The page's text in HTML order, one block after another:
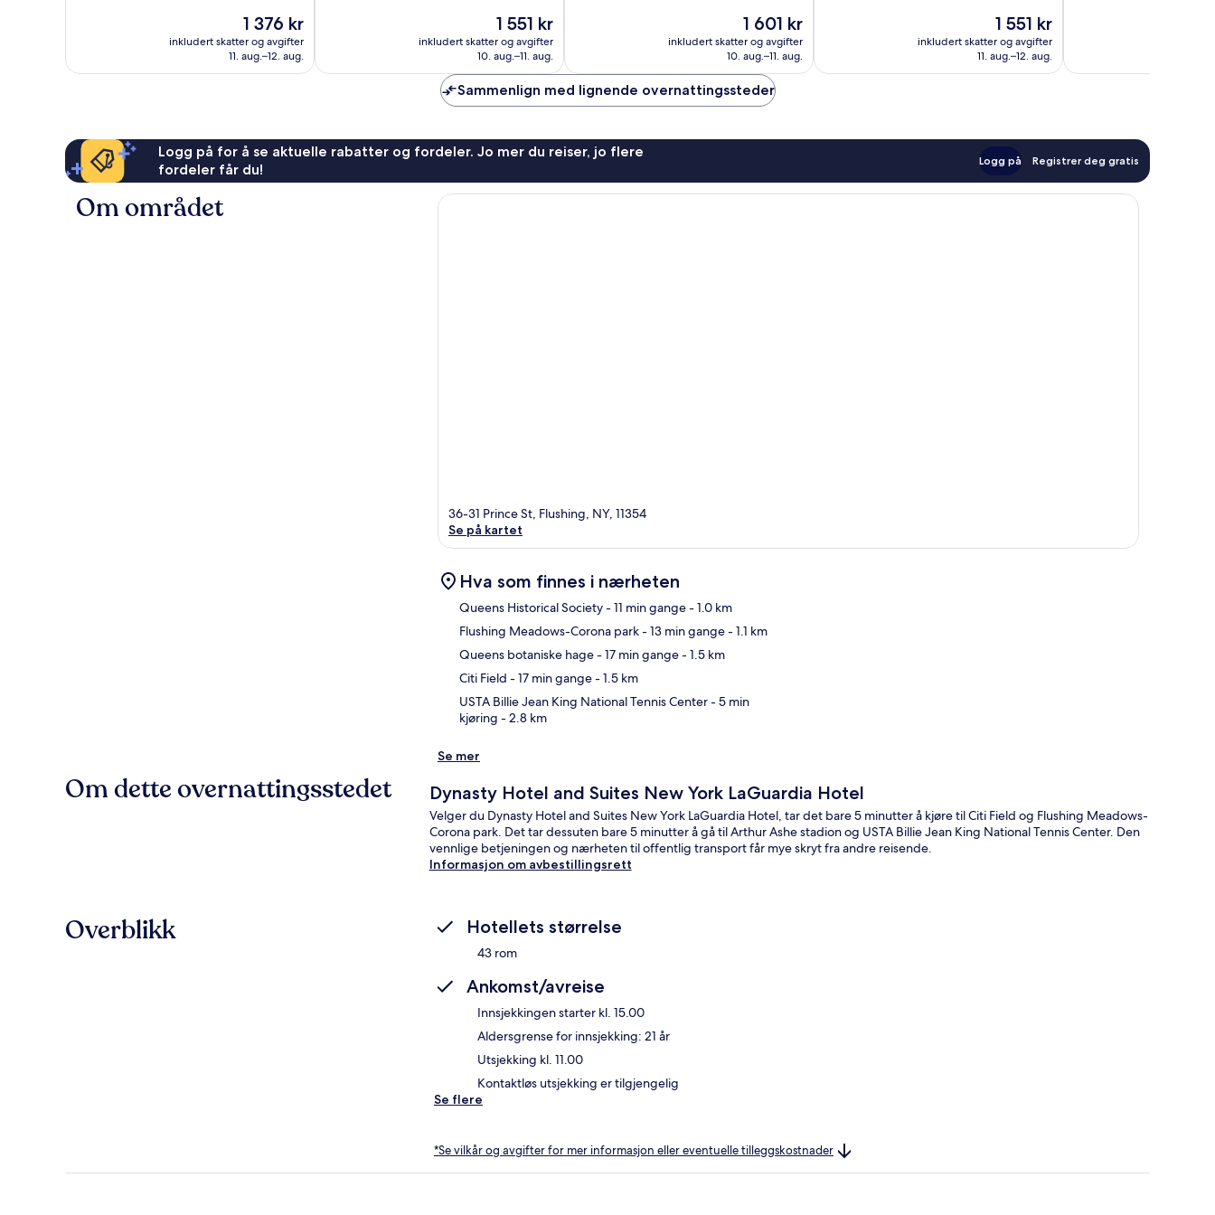
Prisen
er
1 376 kr
1 376 kr
inkludert skatter og avgifter
11. aug.–12. aug.
Prisen
er
1 551 kr
1 551 kr
inkludert skatter og avgifter
10. aug.–11. aug.
Prisen
er
1 601 kr
1 601 kr
inkludert skatter og avgifter
10. aug.–11. aug.
anmeldelser
Prisen
er
1 551 kr
1 551 kr
inkludert skatter og avgifter
11. aug.–12. aug.
Sammenlign med lignende overnattingssteder
Logg på for å se aktuelle rabatter og fordeler. Jo mer du reiser, jo flere
fordeler får du!
Logg på Registrer deg gratis
Om området
36-31 Prince St, Flushing, NY, 11354
Se på kartet
Hva som finnes i nærheten
Queens Historical Society- 11 min gange- 1.0 km
Flushing Meadows-Corona park- 13 min gange- 1.1 km
Queens botaniske hage- 17 min gange- 1.5 km
Citi Field - 17 min gange- 1.5 km
USTA Billie Jean King National Tennis Center- 5 min
kjøring - 2.8 km
Se mer
Om dette overnattingsstedet Dynasty Hotel and Suites New York LaGuardia Hotel
Velger du Dynasty Hotel and Suites New York LaGuardia Hotel, tar det bare 5 minutter å kjøre til Citi Field og Flushing Meadows-
Corona park. Det tar dessuten bare 5 minutter å gå til Arthur Ashe stadion og USTA Billie Jean King National Tennis Center. Den
vennlige betjeningen og nærheten til offentlig transport får mye skryt fra andre reisende.
Informasjon om avbestillingsrett
Overblikk Hotellets størrelse
43 rom
Ankomst/avreise
Innsjekkingen starter kl. 15.00
Aldersgrense for innsjekking: 21 år
Utsjekking kl. 11.00
Kontaktløs utsjekking er tilgjengelig
Se flere
*Se vilkår og avgifter for mer informasjon eller eventuelle tilleggskostnader